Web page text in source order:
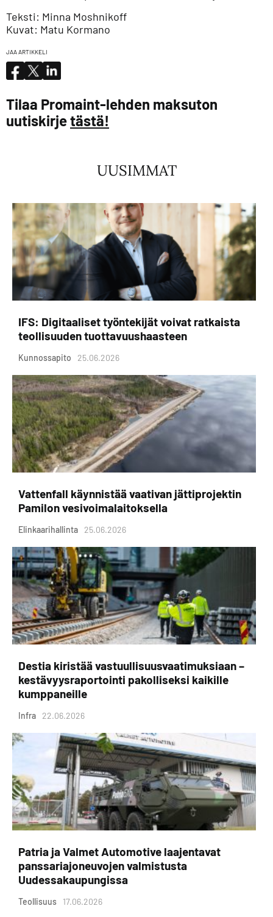
Teksti: Minna Moshnikoff
Kuvat: Matu Kormano
JAA ARTIKKELI
Tilaa Promaint-lehden maksuton
uutiskirjetästä!
UUSIMMAT
IFS: Digitaaliset työntekijät voivat ratkaista
teollisuuden tuottavuushaasteen
Kunnossapito 25.06.2026
Vattenfall käynnistää vaativan jättiprojektin
Pamilon vesivoimalaitoksella
Elinkaarihallinta 25.06.2026
Destia kiristää vastuullisuusvaatimuksiaan –
kestävyysraportointi pakolliseksi kaikille
kumppaneille
Infra 22.06.2026
Patria ja Valmet Automotive laajentavat
panssariajoneuvojen valmistusta
Uudessakaupungissa
Teollisuus 17.06.2026